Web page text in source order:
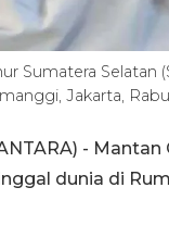
Sumatera
Jakarta,
-
dunia di